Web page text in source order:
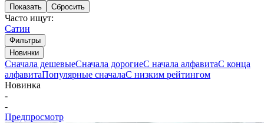
Показать
Сбросить
Часто ищут:
Сатин
Фильтры
Новинки
Сначала дешевыеСначала дорогиеС начала алфавитаС конца
алфавитаПопулярные сначалаС низким рейтингом
Новинка
-
-
Предпросмотр